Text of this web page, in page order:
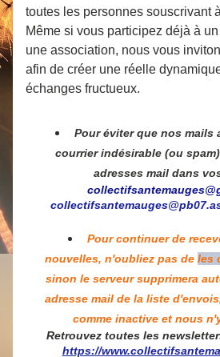
toutes les personnes souscrivant
Même si vous participez déjà à
une association, nous vous
afin de créer une réelle
échanges fructueux.
Pour éviter que nos mails
courrier indésirable (ou
adresses mail dans
Pour continuer de
nouvelles, n'oubliez pas de les
sinon le serveur supprimera
adresse mail de la liste
comme inactive et nous
https://